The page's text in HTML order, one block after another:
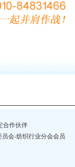
合作伙伴
会-纺织行业分会会员